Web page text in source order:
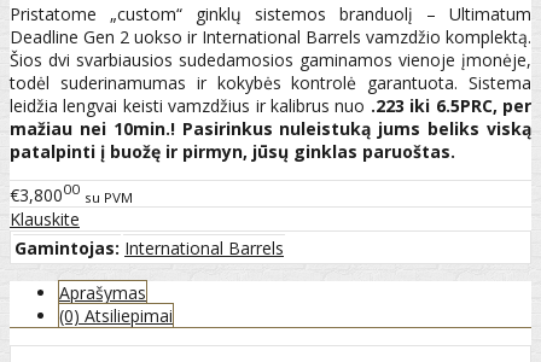
Pristatome „custom“ ginklų sistemos branduolį – Ultimatum
Deadline Gen 2 uokso ir International Barrels vamzdžio komplektą.
Šios dvi svarbiausios sudedamosios gaminamos vienoje įmonėje,
todėl suderinamumas ir kokybės kontrolė garantuota. Sistema
leidžia lengvai keisti vamzdžius ir kalibrus nuo .223 iki 6.5PRC, per
mažiau nei 10min.! Pasirinkus nuleistuką jums beliks viską
patalpinti į buožę ir pirmyn, jūsų ginklas paruoštas.
€3,80000 su PVM
Klauskite
Gamintojas: International Barrels
Aprašymas
(0) Atsiliepimai